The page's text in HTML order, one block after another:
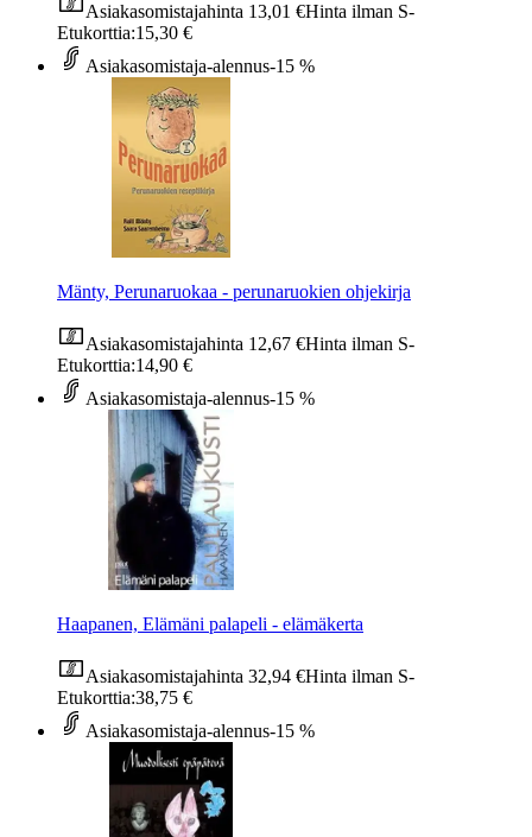
Asiakasomistajahinta 13,01 €Hinta ilman S-
Etukorttia:15,30 €
Asiakasomistaja-alennus-15 %
Mänty, Perunaruokaa - perunaruokien ohjekirja
Asiakasomistajahinta 12,67 €Hinta ilman S-
Etukorttia:14,90 €
Asiakasomistaja-alennus-15 %
Haapanen, Elämäni palapeli - elämäkerta
Asiakasomistajahinta 32,94 €Hinta ilman S-
Etukorttia:38,75 €
Asiakasomistaja-alennus-15 %